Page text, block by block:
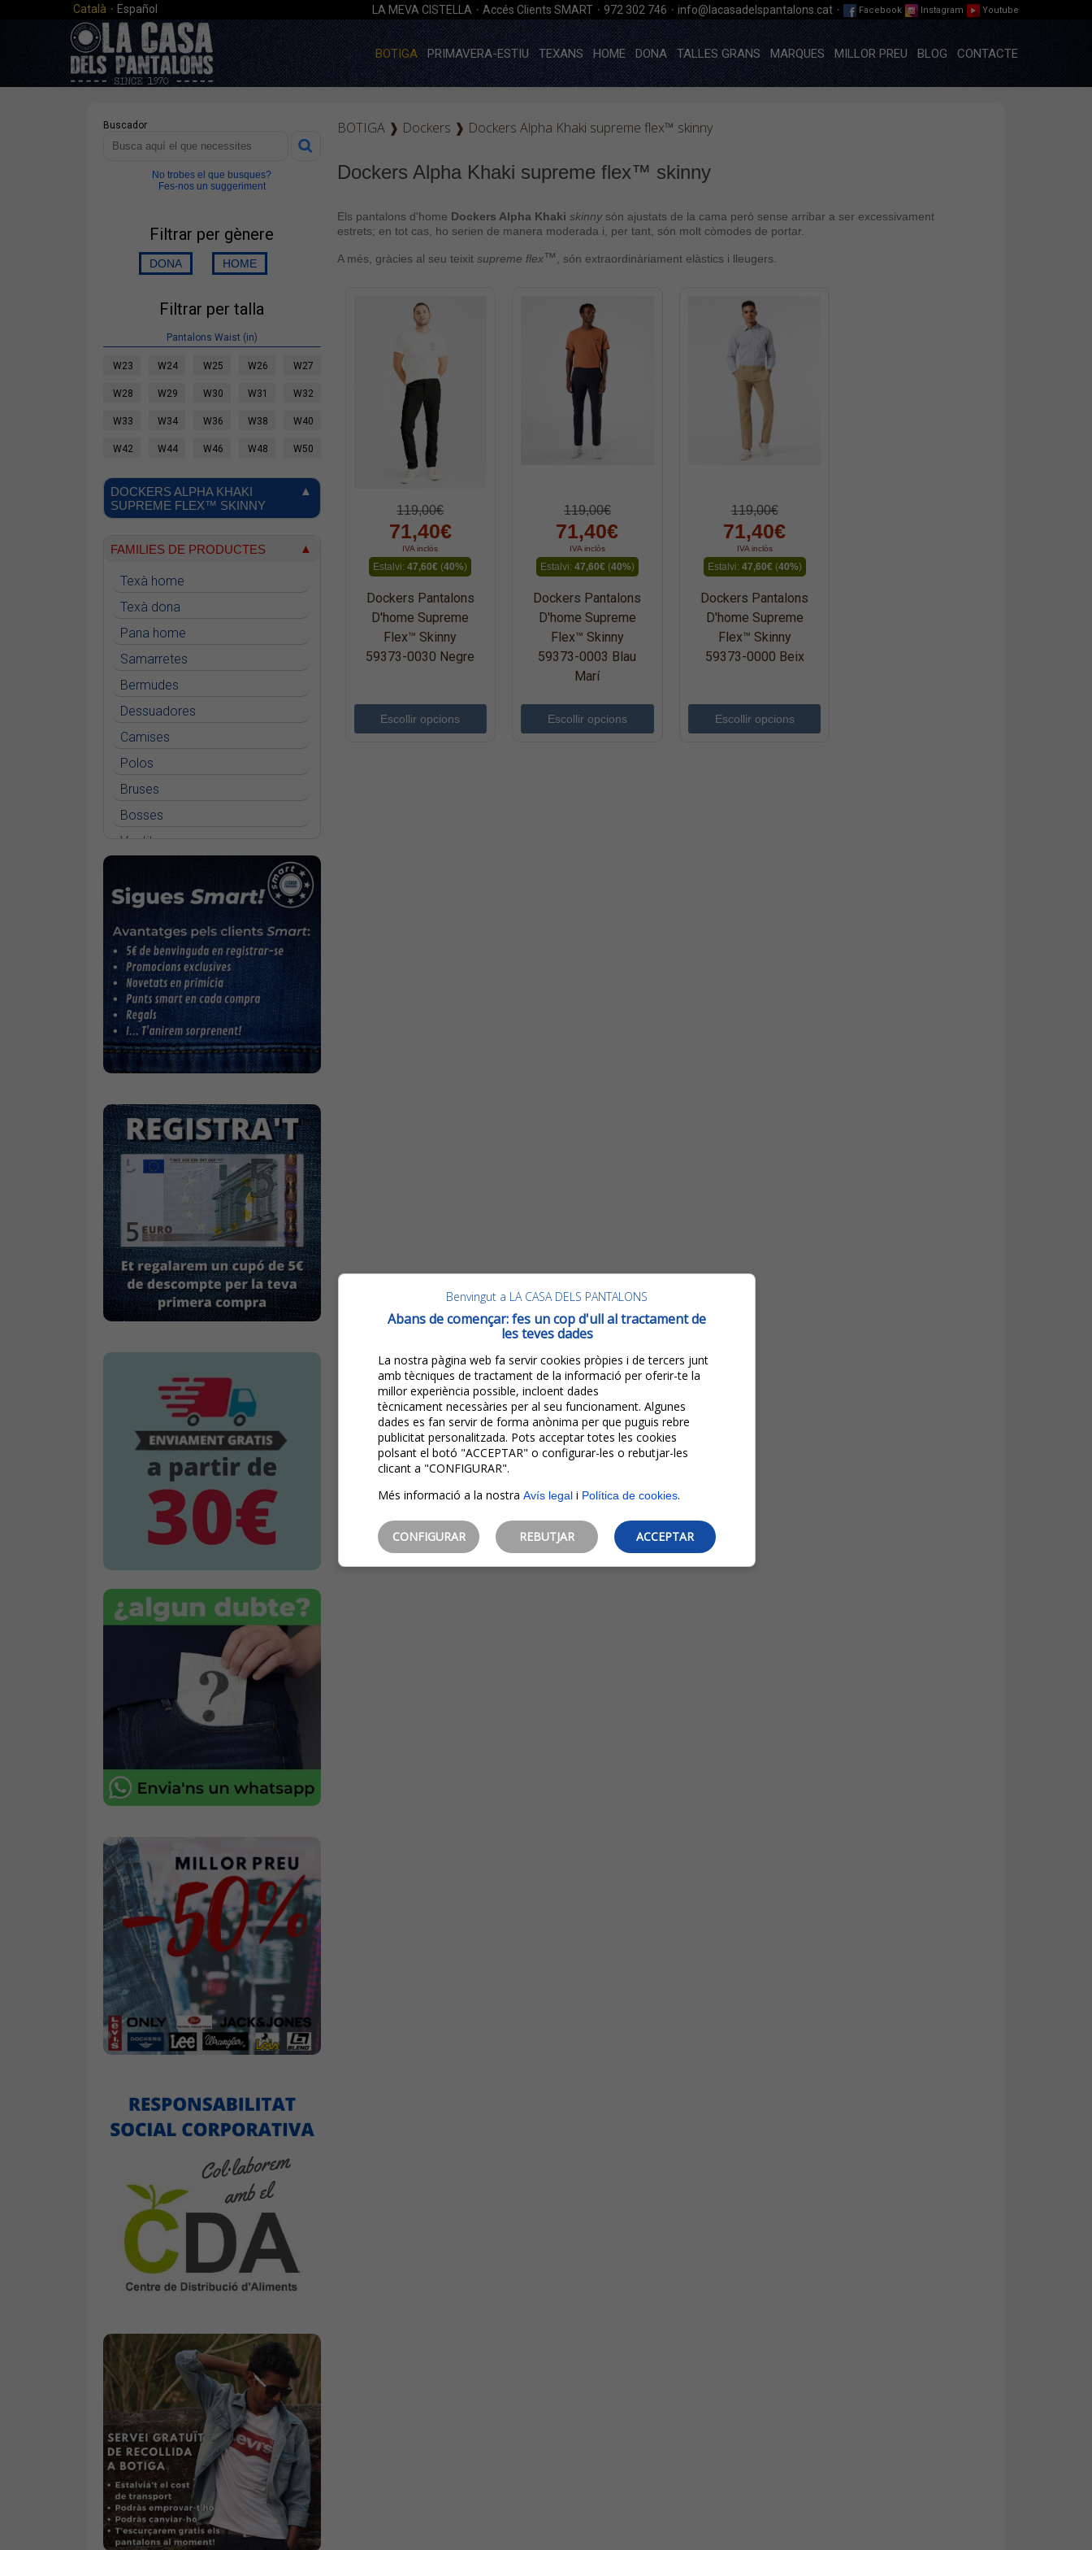
Català · Español LA MEVA CISTELLA · Accés Clients SMART · 972 302 746 · info@lacasadelspantalons.cat · Facebook Instagram Youtube
BOTIGA PRIMAVERA-ESTIU TEXANS HOME DONA TALLES GRANS MARQUES MILLOR PREU BLOG CONTACTE
Buscador
No trobes el que busques?
Fes-nos un suggeriment
Filtrar per gènere
Filtrar per talla
Pantalons Waist (in)
W23 W24 W25 W26 W27
W28 W29 W30 W31 W32
W33 W34 W36 W38 W40
W42 W44 W46 W48 W50
DOCKERS ALPHA KHAKI
SUPREME FLEX™ SKINNY
FAMILIES DE PRODUCTES
Texà home
Texà dona
Pana home
Samarretes
Bermudes
Dessuadores
Camises
Polos
Bruses
Bosses
Vestits
Jerseis
Jaquetes
Accessoris
Cinturons
Bufandes i mocadors
Calçat
Gavardina estiu home
Gavardina hivern home
Mitjons
Pana dona
Roba interior
BOTIGA ❱ Dockers ❱ Dockers Alpha Khaki supreme flex™ skinny
Dockers Alpha Khaki supreme flex™ skinny
Els pantalons d'home Dockers Alpha Khaki skinny són ajustats de la cama però sense arribar a ser excessivament
estrets; en tot cas, ho serien de manera moderada i, per tant, són molt còmodes de portar.
A més, gràcies al seu teixit supreme flex™, són extraordinàriament elàstics i lleugers.
119,00€
71,40€
IVA inclòs
Estalvi:47,60€ (40%)
Dockers Pantalons
D'home Supreme
Flex™ Skinny
59373-0030 Negre
Escollir opcions
119,00€
71,40€
IVA inclòs
Estalvi: 47,60€(40%)
Dockers Pantalons
D'home Supreme
Flex™ Skinny
59373-0003 Blau
Marí
Escollir opcions
119,00€
71,40€
IVA inclòs
Estalvi: 47,60€(40%)
Dockers Pantalons
D'home Supreme
Flex™ Skinny
59373-0000 Beix
Escollir opcions
Benvingut a LA CASA DELS PANTALONS
Abans de començar: fes un cop d'ull al tractament de
les teves dades
La nostra pàgina web fa servir cookies pròpies i de tercers junt
amb tècniques de tractament de la informació per oferir-te la
millor experiència possible, incloent dades
tècnicament necessàries per al seu funcionament. Algunes
dades es fan servir de forma anònima per que puguis rebre
publicitat personalitzada. Pots acceptar totes les cookies
polsant el botó "ACCEPTAR" o configurar-les o rebutjar-les
clicant a "CONFIGURAR".
Més informació a la nostra Avís legal i Política de cookies.
CONFIGURAR REBUTJAR ACCEPTAR